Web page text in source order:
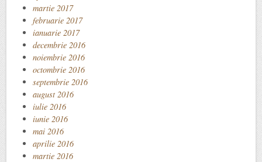
martie 2017
februarie 2017
ianuarie 2017
decembrie 2016
noiembrie 2016
octombrie 2016
septembrie 2016
august 2016
iulie 2016
iunie 2016
mai 2016
aprilie 2016
martie 2016